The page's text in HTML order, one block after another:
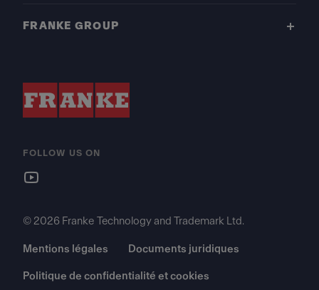
FRANKE GROUP
FOLLOW US ON
© 2026 Franke Technology and Trademark Ltd.
Mentions légales Documents juridiques
Politique de confidentialité et cookies